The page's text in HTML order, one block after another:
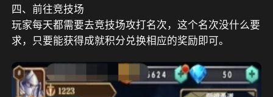
四、前往竞技场
玩家每天都需要去竞技场攻打名次，这个名次没什么要
求，只要能获得成就积分兑换相应的奖励即可。